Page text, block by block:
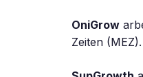
OniGrow
Zeiten